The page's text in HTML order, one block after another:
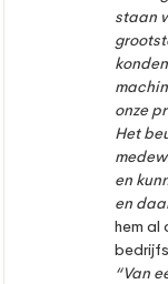
staan
onze
Het
en
en
hem al
“Van